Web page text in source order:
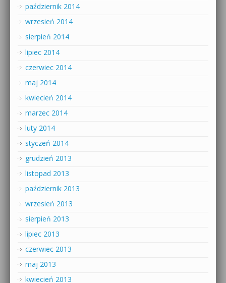
październik 2014
wrzesień 2014
sierpień 2014
lipiec 2014
czerwiec 2014
maj 2014
kwiecień 2014
marzec 2014
luty 2014
styczeń 2014
grudzień 2013
listopad 2013
październik 2013
wrzesień 2013
sierpień 2013
lipiec 2013
czerwiec 2013
maj 2013
kwiecień 2013